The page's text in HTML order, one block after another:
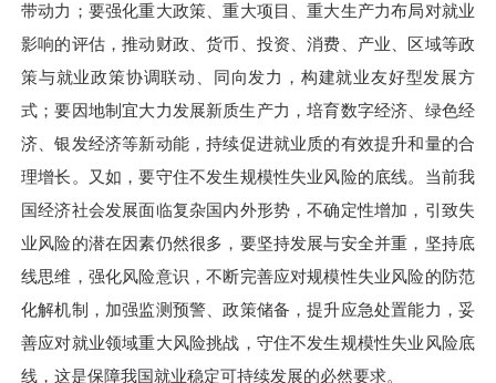
带动力；要强化重大政策、重大项目、重大生产力布局对就业
影响的评估，推动财政、货币、投资、消费、产业、区域等政
策与就业政策协调联动、同向发力，构建就业友好型发展方
式；要因地制宜大力发展新质生产力，培育数字经济、绿色经
济、银发经济等新动能，持续促进就业质的有效提升和量的合
理增长。又如，要守住不发生规模性失业风险的底线。当前我
国经济社会发展面临复杂国内外形势，不确定性增加，引致失
业风险的潜在因素仍然很多，要坚持发展与安全并重，坚持底
线思维，强化风险意识，不断完善应对规模性失业风险的防范
化解机制，加强监测预警、政策储备，提升应急处置能力，妥
善应对就业领域重大风险挑战，守住不发生规模性失业风险底
线，这是保障我国就业稳定可持续发展的必然要求。